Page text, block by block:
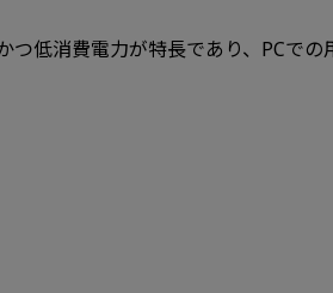
つ低消費電力が特長であり、PCでの